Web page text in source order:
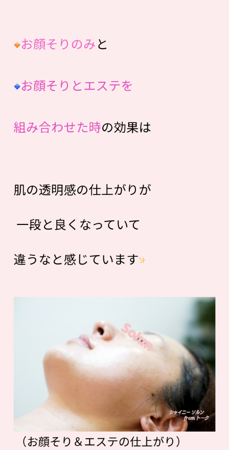
お顔そりのみと
お顔そりとエステを
組み合わせた時の効果は
肌の透明感の仕上がりが
一段と良くなっていて
違うなと感じています
（お顔そり＆エステの仕上がり）